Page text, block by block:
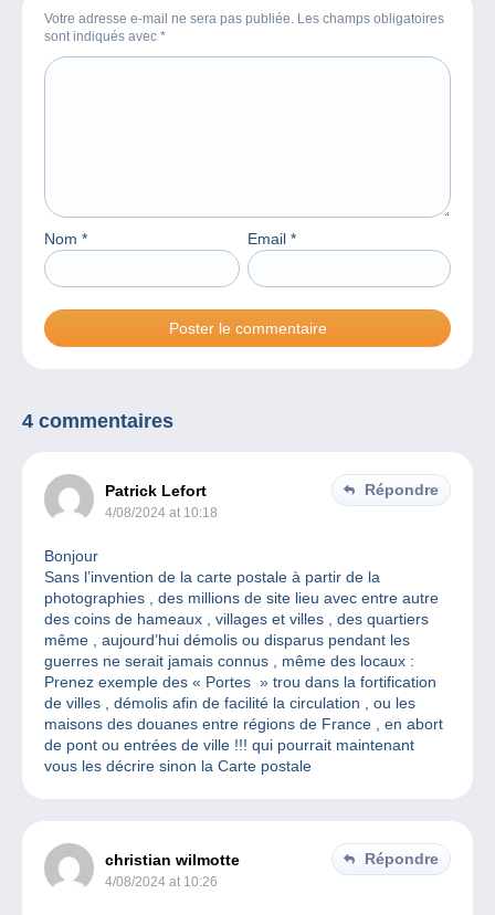
Votre adresse e-mail ne sera pas publiée. Les champs obligatoires
sont indiqués avec *
Nom * Email *
4 commentaires
Patrick Lefort
4/08/2024 at 10:18
Répondre
Bonjour
Sans l’invention de la carte postale à partir de la
photographies , des millions de site lieu avec entre autre
des coins de hameaux , villages et villes , des quartiers
même , aujourd’hui démolis ou disparus pendant les
guerres ne serait jamais connus , même des locaux :
Prenez exemple des « Portes » trou dans la fortification
de villes , démolis afin de facilité la circulation , ou les
maisons des douanes entre régions de France , en abort
de pont ou entrées de ville !!! qui pourrait maintenant
vous les décrire sinon la Carte postale
christian wilmotte
4/08/2024 at 10:26
Répondre